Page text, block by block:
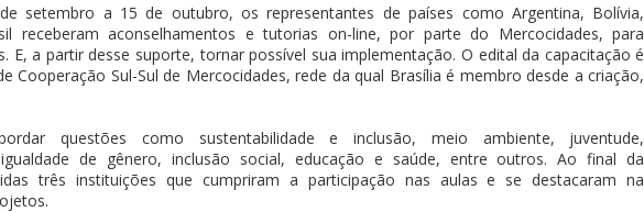
setembro a 15 de outubro, os representantes de países como Argentina, Bolívia,
receberam aconselhamentos e tutorias on-line, por parte do Mercocidades, para
E, a partir desse suporte, tornar possível sua implementação. O edital da capacitação é
Cooperação Sul-Sul de Mercocidades, rede da qual Brasília é membro desde a criação,
questões como sustentabilidade e inclusão, meio ambiente, juventude,
de gênero, inclusão social, educação e saúde, entre outros. Ao final da
três instituições que cumpriram a participação nas aulas e se destacaram na